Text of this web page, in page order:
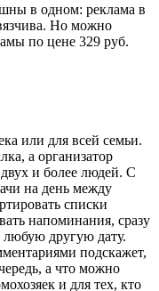
в одном: реклама в
Но можно
по цене 329 руб.
или для всей семьи.
а организатор
и более людей. С
на день между
списки
напоминания, сразу
другую дату.
подскажет,
а что можно
и для тех, кто